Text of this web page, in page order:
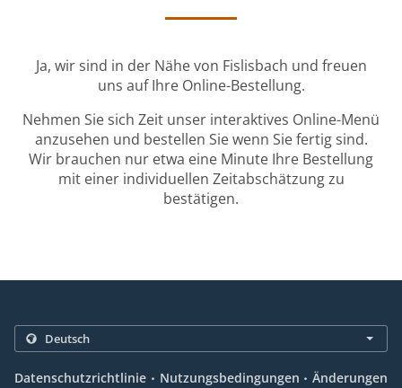
Ja, wir sind in der Nähe von Fislisbach und freuen
uns auf Ihre Online-Bestellung.
Nehmen Sie sich Zeit unser interaktives Online-Menü
anzusehen und bestellen Sie wenn Sie fertig sind.
Wir brauchen nur etwa eine Minute Ihre Bestellung
mit einer individuellen Zeitabschätzung zu
bestätigen.
Datenschutzrichtlinie . Nutzungsbedingungen . Änderungen